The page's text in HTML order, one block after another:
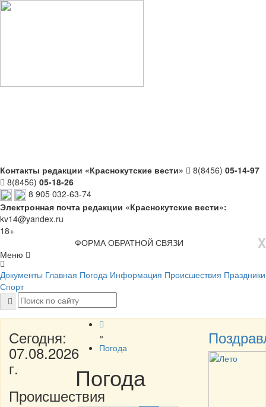
Контакты редакции «Краснокутские вести» 8(8456) 05-14-97
8(8456) 05-18-26
8 905 032-63-74
Электронная почта редакции «Краснокутские вести»:
kv14@yandex.ru
18+
X
ФОРМА ОБРАТНОЙ СВЯЗИ
Меню
Документы Главная Погода Информация Происшествия Праздники
Спорт
Сегодня:
07.08.2026
г.
Происшествия
»
Погода
Погода